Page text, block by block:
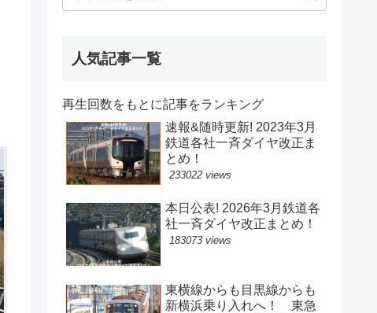
人気記事一覧
再生回数をもとに記事をランキング
速報&随時更新! 2023年3月
鉄道各社一斉ダイヤ改正ま
とめ！
233022 views
本日公表! 2026年3月鉄道各
社一斉ダイヤ改正まとめ！
183073 views
東横線からも目黒線からも
新横浜乗り入れへ！ 東急